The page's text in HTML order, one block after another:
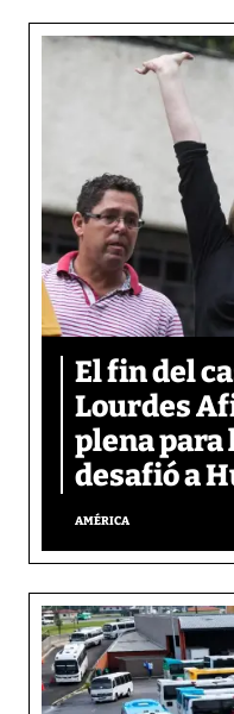
El fin del
Lourdes
plena para
desafió a
AMÉRICA